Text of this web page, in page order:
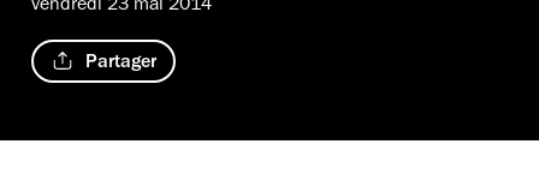
vendredi 23 mai 2014
Partager